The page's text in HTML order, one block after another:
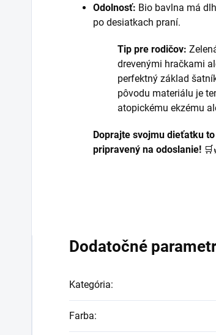
Odolnosť: Bio bavlna má
po desiatkach praní.
Tip pre rodičov:
drevenými hračkami
perfektný základ
pôvodu materiálu je
atopickému ekzému
Doprajte svojmu dieťatku
pripravený na odoslanie!
Dodatočné
Kategória:
Farba: